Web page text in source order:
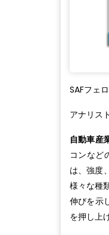
SAFフェ
アナリス
自動車産
コンなど
は、強度
様々な種
伸びを示
を押し上